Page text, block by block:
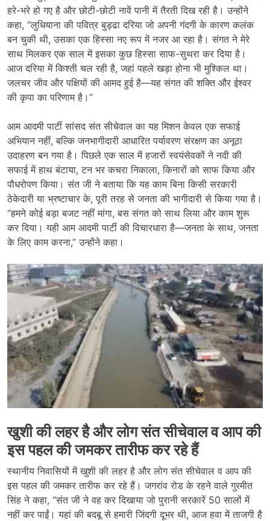
हरे-भरे हो गए है और छोटी-छोटी नावें पानी में तैरती दिख रही है। उन्होंने
कहा, “लुधियाना की पवित्र बुड्ढा दरिया जो अपनी गंदगी के कारण कलंक
बन चुकी थी, उसका एक हिस्सा नए रूप में नजर आ रहा है। संगत ने मेरे
साथ मिलकर एक साल में इसका कुछ हिस्सा साफ-सुथरा कर दिया है।
आज दरिया में किश्ती चल रही है, जहां पहले खड़ा होना भी मुश्किल था।
जलचर जीव और पक्षियों की आमद हुई है—यह संगत की शक्ति और ईश्वर
की कृपा का परिणाम है।”
आम आदमी पार्टी सांसद संत सीचेवाल का यह मिशन केवल एक सफाई
अभियान नहीं, बल्कि जनभागीदारी आधारित पर्यावरण संरक्षण का अनूठा
उदाहरण बन गया है। पिछले एक साल में हजारों स्वयंसेवकों ने नदी की
सफाई में हाथ बंटाया, टन भर कचरा निकाला, किनारों को साफ किया और
पौधरोपण किया। संत जी ने बताया कि यह काम बिना किसी सरकारी
ठेकेदारी या भ्रष्टाचार के, पूरी तरह से जनता की भागीदारी से किया गया है।
“हमने कोई बड़ा बजट नहीं मांगा, बस संगत को साथ लिया और काम शुरू
कर दिया। यही आम आदमी पार्टी की विचारधारा है—जनता के साथ, जनता
के लिए काम करना,” उन्होंने कहा।
खुशी की लहर है और लोग संत सीचेवाल व आप की
इस पहल की जमकर तारीफ कर रहे हैं
स्थानीय निवासियों में खुशी की लहर है और लोग संत सीचेवाल व आप की
इस पहल की जमकर तारीफ कर रहे हैं। जगरांव रोड के रहने वाले गुरमीत
सिंह ने कहा, “संत जी ने वह कर दिखाया जो पुरानी सरकारें 50 सालों में
नहीं कर पाईं। यहां की बदबू से हमारी जिंदगी दूभर थी, आज हवा में ताजगी है